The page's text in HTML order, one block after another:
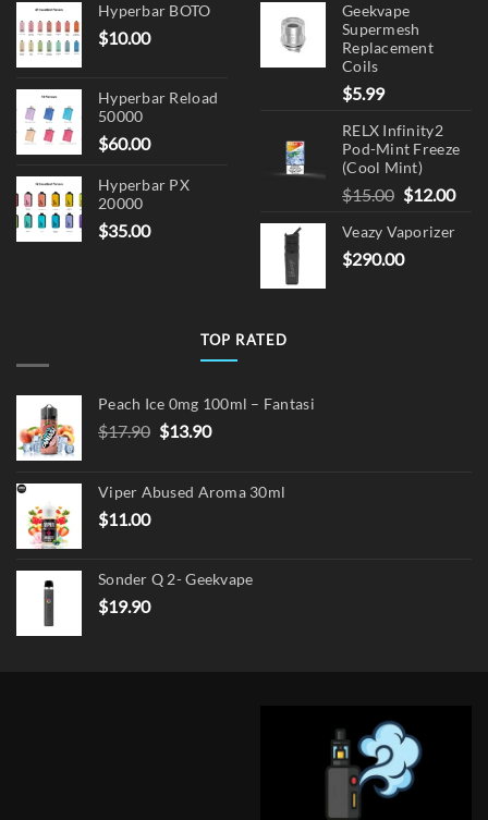
Hyperbar BOTO
$10.00
Hyperbar Reload
50000
$60.00
Hyperbar PX
20000
$35.00
Geekvape
Supermesh
Replacement
Coils
$5.99
RELX Infinity2
Pod-Mint Freeze
(Cool Mint)
$15.00 Original
was:
$15.00.
$12.00
Veazy Vaporizer
$290.00
TOP RATED
Peach Ice 0mg 100ml – Fantasi
$17.90 Original
$17.90.
$13.90Current
$13.90.
Viper Abused Aroma 30ml
$11.00
Sonder Q 2- Geekvape
$19.90